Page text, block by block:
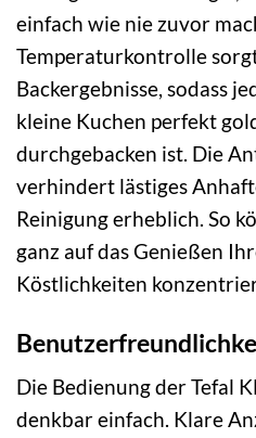
einfach wie nie zuvor
Temperaturkontrolle
Backergebnisse, sodass
kleine Kuchen perfekt
durchgebacken ist. Die
verhindert lästiges
Reinigung erheblich. So
ganz auf das Genießen
Köstlichkeiten
Die Bedienung der Tefal
denkbar einfach. Klare